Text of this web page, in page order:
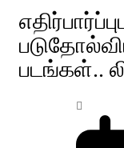
படங்கள்..